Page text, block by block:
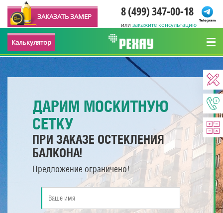
ЗАКАЗАТЬ ЗАМЕР 8 (499) 347-00-18
или закажите консультацию
Калькулятор
ДАРИМ МОСКИТНУЮ
СЕТКУ
ПРИ ЗАКАЗЕ ОСТЕКЛЕНИЯ
БАЛКОНА!
Предложение ограничено!